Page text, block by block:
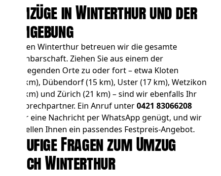
Umzüge in Winterthur und der
Umgebung
Neben Winterthur betreuen wir die gesamte
Nachbarschaft. Ziehen Sie aus einem der
umliegenden Orte zu oder fort – etwa Kloten
(14 km), Dübendorf(15 km), Uster(17 km),Wetzikon
(20 km) undZürich (21 km) – sind wir ebenfalls Ihr
Ansprechpartner. Ein Anruf unter0421 83066208
oder eine Nachricht per WhatsApp genügt, und wir
erstellen Ihnen ein passendes Festpreis-Angebot.
Häufige Fragen zum Umzug
nach Winterthur